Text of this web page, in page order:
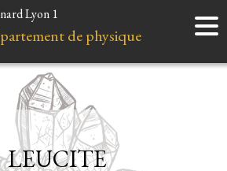
Accueil
Instruments
Liens et ressources
Lyon 1
de physique
LEUCITE